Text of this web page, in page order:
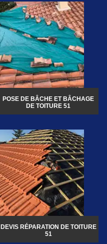
POSE DE BÂCHE ET BÂCHAGE
DE TOITURE 51
DEVIS RÉPARATION DE TOITURE
51